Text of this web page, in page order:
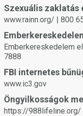
kényelmetlenül vagy
kábítószer vagy az
Szexuális zaklatás
www.rainn.org/ | 800
Emberkereskedelem
7888
FBI internetes
www.ic3.gov
Öngyilkosságok
https://988lifeline.org/